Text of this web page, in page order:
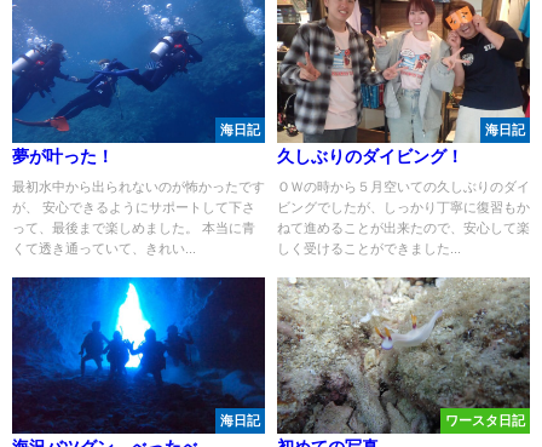
海日記
夢が叶った！
最初水中から出られないのが怖かったです
が、 安心できるようにサポートして下さ
って、最後まで楽しめました。 本当に青
くて透き通っていて、きれい...
海日記
久しぶりのダイビング！
ＯＷの時から５月空いての久しぶりのダイ
ビングでしたが、しっかり丁寧に復習もか
ねて進めることが出来たので、安心して楽
しく受けることができました...
海日記 ワースタ日記